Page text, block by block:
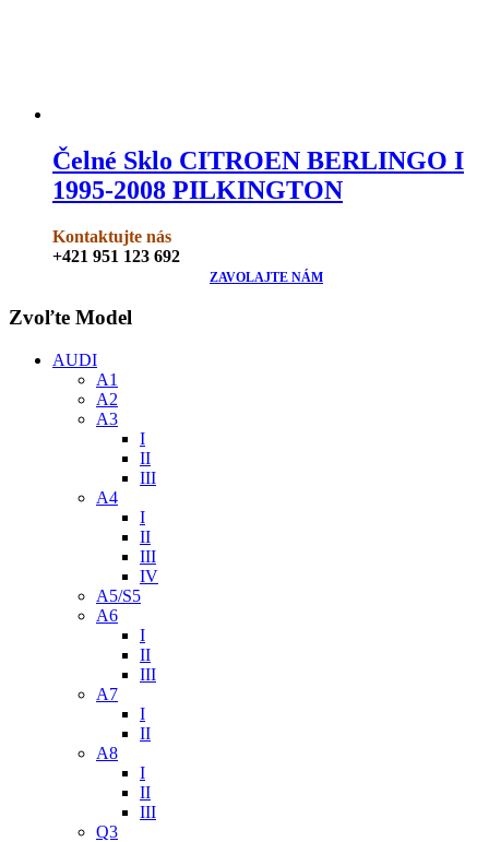
Čelné Sklo CITROEN BERLINGO I
1995-2008 PILKINGTON
Kontaktujte nás
+421 951 123 692
ZAVOLAJTE NÁM
Zvoľte Model
AUDI
A1
A2
A3
I
II
III
A4
I
II
III
IV
A5/S5
A6
I
II
III
A7
I
II
A8
I
II
III
Q3